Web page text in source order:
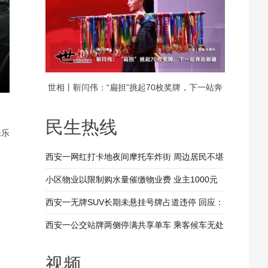
世相丨靳闫伟：“扁担”挑起70枚奖牌，下一站奔
民生热线
西安一网红打卡地夜间摩托车炸街 周边居民不堪
其扰 回应：将持续开展专项整治行动
小区物业以限制购水量催缴物业费 业主1000元
装修押金抵扣物业费 兴平市住建局：已责令物业
整改
西安一无牌SUV长期未悬挂号牌占道违停 回应：
驾驶人被记9分罚款200元
西安一公交站牌两侧停满共享单车 乘客候车无处